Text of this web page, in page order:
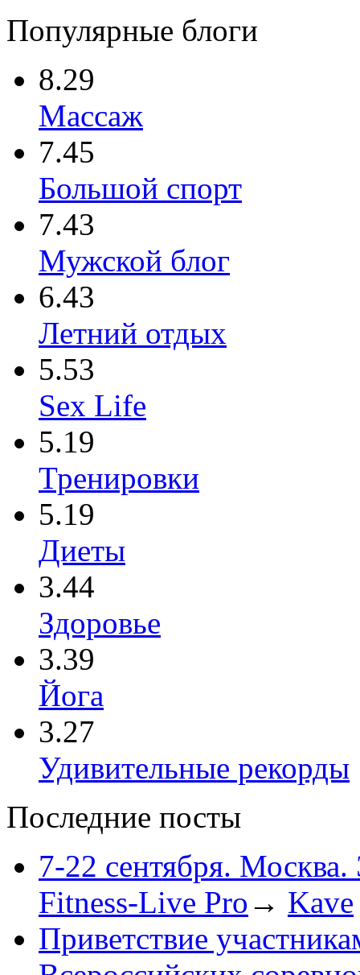
Популярные блоги
8.29
Массаж
7.45
Большой спорт
7.43
Мужской блог
6.43
Летний отдых
5.53
Sex Life
5.19
Тренировки
5.19
Диеты
3.44
Здоровье
3.39
Йога
3.27
Удивительные рекорды
Последние посты
7-22 сентября. Москва.
Fitness-Live Pro → Kave
Приветствие